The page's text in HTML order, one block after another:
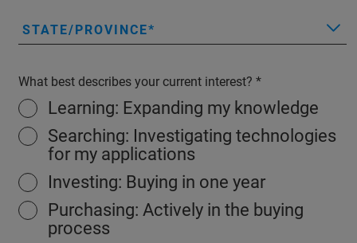
STATE/PROVINCE
What best describes your current interest?
Learning: Expanding my knowledge
Searching: Investigating technologies
for my applications
Investing: Buying in one year
Purchasing: Actively in the buying
process